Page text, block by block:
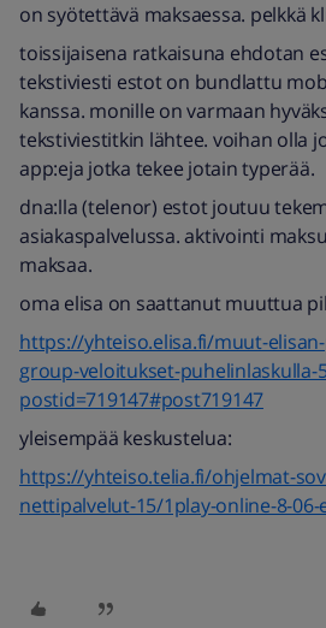
on syötettävä maksaessa. pelkkä
toissijaisena ratkaisuna ehdotan
tekstiviesti estot on bundlattu
kanssa. monille on varmaan
tekstiviestitkin lähtee. voihan olla
app:eja jotka tekee jotain typerää.
dna:lla (telenor) estot joutuu
asiakaspalvelussa. aktivointi
maksaa.
oma elisa on saattanut muuttua
https://yhteiso.elisa.fi/muut-
group-veloitukset-puhelinlaskulla-
postid=719147#post719147
yleisempää keskustelua:
https://yhteiso.telia.fi/ohjelmat-
nettipalvelut-15/1play-online-8-06-